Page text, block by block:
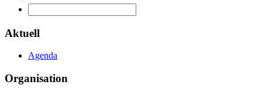
Aktuell
Agenda
Organisation